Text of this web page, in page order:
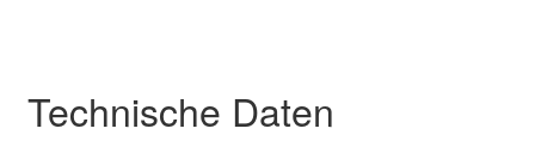
Technische Daten